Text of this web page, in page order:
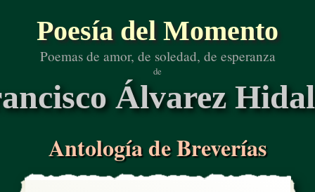
Poesía del Momento
Poemas de amor, de soledad, de esperanza
de
Álvarez
Antología de Breverías